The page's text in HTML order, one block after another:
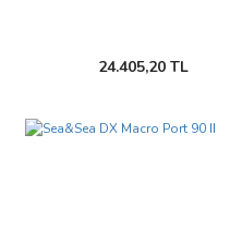
24.405,20 TL